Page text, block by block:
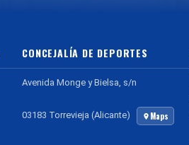
CONCEJALÍA DE DEPORTES
Avenida Monge y Bielsa, s/n
03183 Torrevieja (Alicante) Maps